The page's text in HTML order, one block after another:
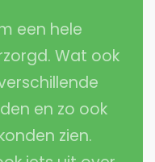
een hele
Wat ook
en zo ook
zien.